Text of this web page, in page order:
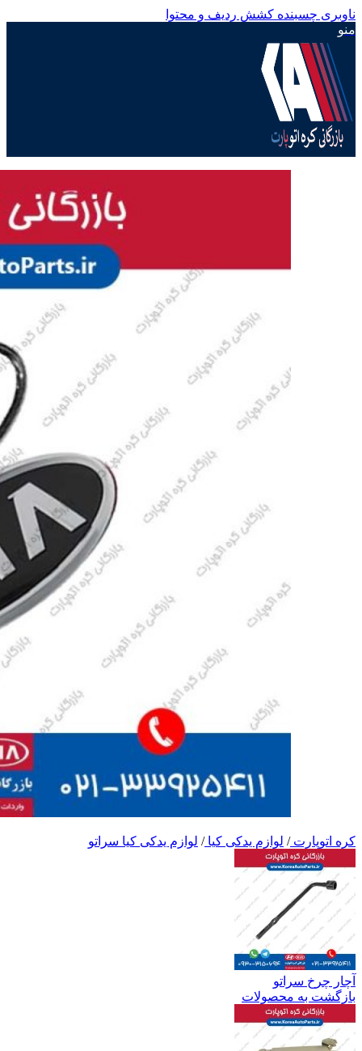
ناوبری چسبنده کشش ردیف و محتوا
منو
کره اتوپارت/ لوازم یدکی کیا/ لوازم یدکی کیا سراتو
آچار چرخ سراتو
بازگشت به محصولات